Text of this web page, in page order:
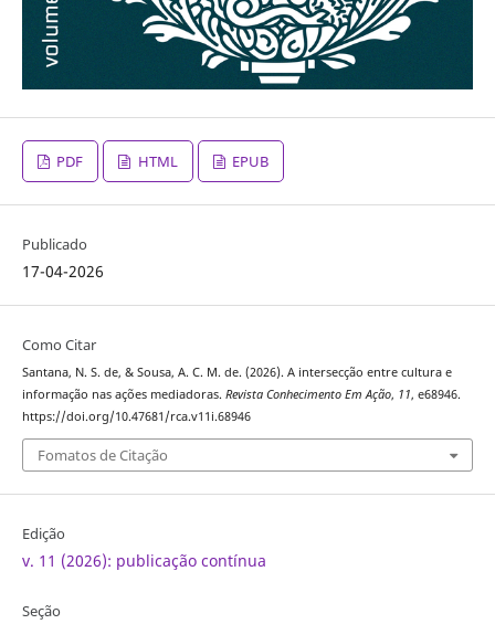
PDF HTML EPUB
Publicado
17-04-2026
Como Citar
Santana, N. S. de, & Sousa, A. C. M. de. (2026). A intersecção entre cultura e
informação nas ações mediadoras. Revista Conhecimento Em Ação, 11, e68946.
https://doi.org/10.47681/rca.v11i.68946
Fomatos de Citação
Edição
v. 11 (2026): publicação contínua
Seção